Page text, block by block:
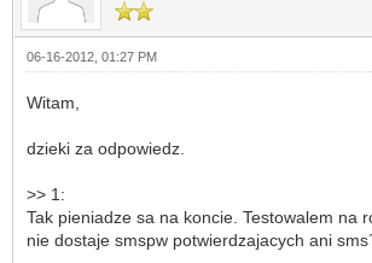
06-16-2012, 01:27 PM
Witam,
dzieki za odpowiedz.
>> 1:
Tak pieniadze sa na koncie. Testowalem na
nie dostaje smspw potwierdzajacych ani